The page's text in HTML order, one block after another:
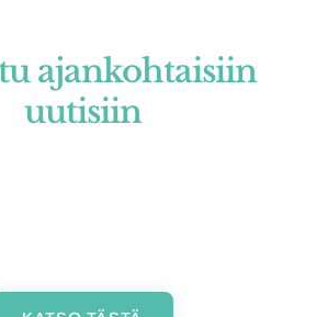
ajankohtaisiin
uutisiin